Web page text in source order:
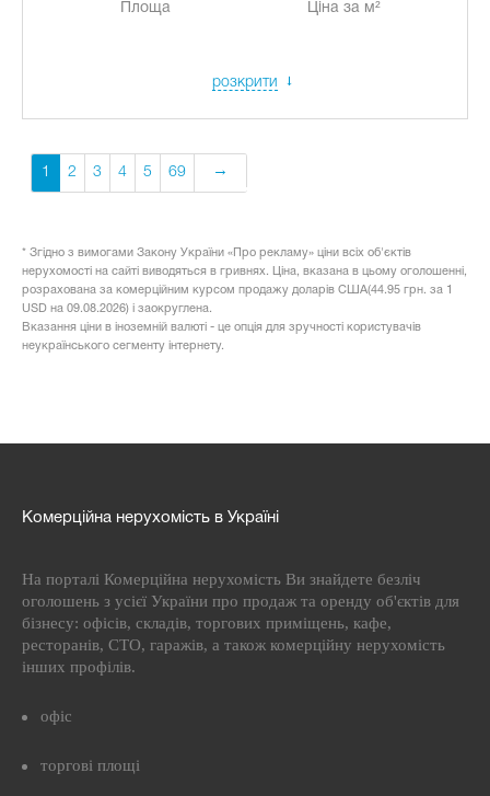
Площа Ціна за м²
розкрити
1 2 3 4 5 69
* Згідно з вимогами Закону України «Про рекламу» ціни всіх об'єктів
нерухомості на сайті виводяться в гривнях. Ціна, вказана в цьому оголошенні,
розрахована за комерційним курсом продажу доларів США(44.95 грн. за 1
USD на 09.08.2026) і заокруглена.
Вказання ціни в іноземній валюті - це опція для зручності користувачів
неукраїнського сегменту інтернету.
Комерційна нерухомість в Україні
На порталі Комерційна нерухомість Ви знайдете безліч
оголошень з усієї України про продаж та оренду об'єктів для
бізнесу: офісів, складів, торгових приміщень, кафе,
ресторанів, СТО, гаражів, а також комерційну нерухомість
інших профілів.
офіс
торгові площі